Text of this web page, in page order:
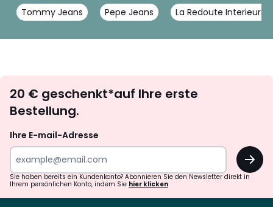
Tommy Jeans Pepe Jeans La Redoute Interieurs
abonnieren
20 € geschenkt*auf Ihre erste
Bestellung.
Ihre E-mail-Adresse
OK
Sie haben bereits ein Kundenkonto? Abonnieren Sie den Newsletter direkt in
Ihrem persönlichen Konto, indem Sie hier klicken